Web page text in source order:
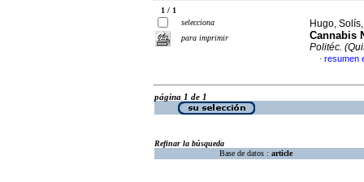
1 / 1
selecciona
para imprimir
Hugo,
Cannabis
Politéc.
· resumen
página 1 de 1
Refinar la búsqueda
Base de datos : article